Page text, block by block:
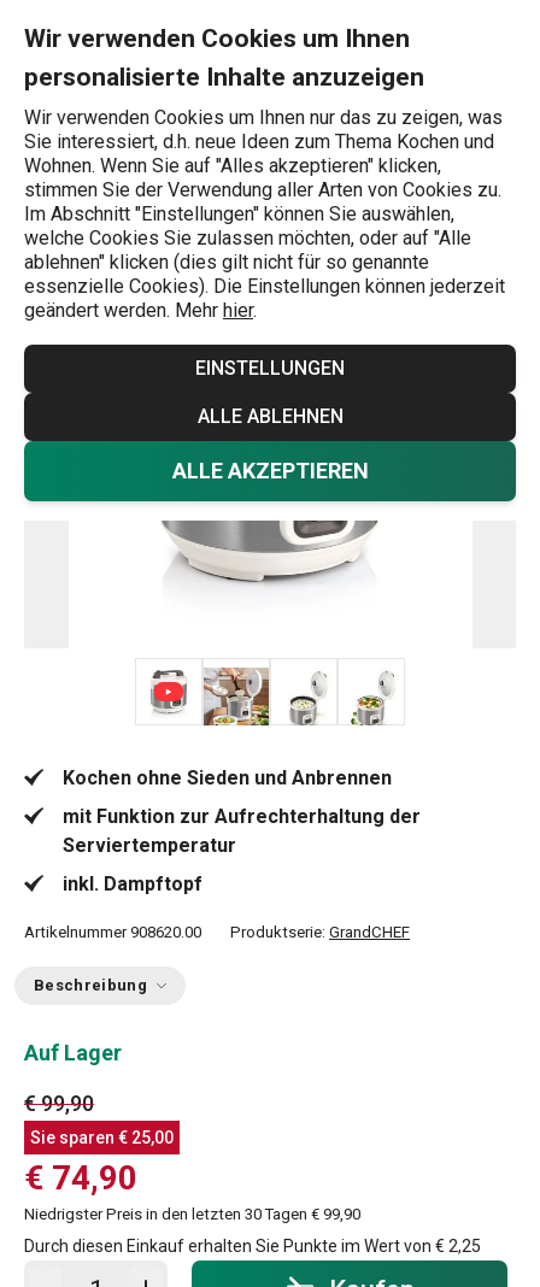
Wir verwenden Cookies um Ihnen
personalisierte Inhalte anzuzeigen
Wir verwenden Cookies um Ihnen nur das zu zeigen, was
Sie interessiert, d.h. neue Ideen zum Thema Kochen und
Wohnen. Wenn Sie auf "Alles akzeptieren" klicken,
stimmen Sie der Verwendung aller Arten von Cookies zu.
Im Abschnitt "Einstellungen" können Sie auswählen,
welche Cookies Sie zulassen möchten, oder auf "Alle
ablehnen" klicken (dies gilt nicht für so genannte
essenzielle Cookies). Die Einstellungen können jederzeit
geändert werden. Mehr hier.
EINSTELLUNGEN
ALLE ABLEHNEN
ALLE AKZEPTIEREN
Wonach suchen Sie?
Haushaltsgeräte
Elektrischer Reiskocher GrandCHEF
-25 %
Kochen ohne Sieden und Anbrennen
mit Funktion zur Aufrechterhaltung der
Serviertemperatur
inkl. Dampftopf
Artikelnummer 908620.00 Produktserie: GrandCHEF
Beschreibung
Auf Lager
€ 99,90
Sie sparen € 25,00
€ 74,90
Niedrigster Preis in den letzten 30 Tagen € 99,90
Durch diesen Einkauf erhalten Sie Punkte im Wert von € 2,25
In den Warenkorb - Menge